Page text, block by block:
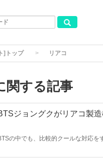
]トップ リアコ
関する記事
ジョングクがリアコ製
の中でも、比較的クールな対応
とコミュニケーションを楽しみ「リ